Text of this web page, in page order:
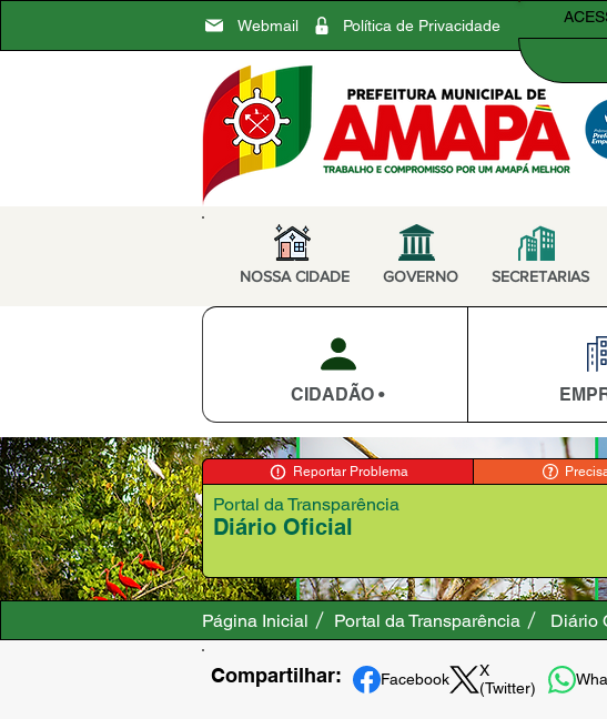
Webmail Política de Privacidade
NOSSA CIDADE GOVERNO SECRETARIAS
CIDADÃO •
Reportar Problema
Diário Oficial
Portal da Transparência
Página Inicial Portal da Transparência Diário
Compartilhar: Facebook
X
(Twitter)